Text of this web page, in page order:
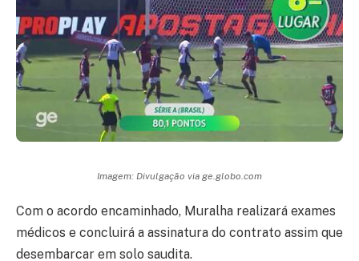
Imagem: Divulgação via ge.globo.com
Com o acordo encaminhado, Muralha realizará exames
médicos e concluirá a assinatura do contrato assim que
desembarcar em solo saudita.